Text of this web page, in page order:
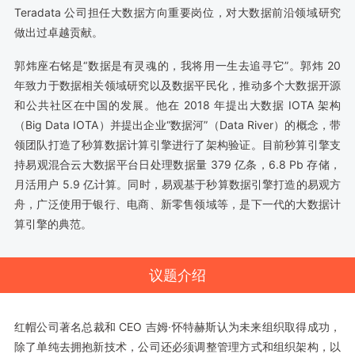
Teradata 公司担任大数据方向重要岗位，对大数据前沿领域研究
做出过卓越贡献。
郭炜座右铭是“数据是有灵魂的，我将用一生去追寻它”。郭炜 20
年致力于数据相关领域研究以及数据平民化，推动多个大数据开源
和公共社区在中国的发展。他在 2018 年提出大数据 IOTA 架构
（Big Data IOTA）并提出企业“数据河”（Data River）的概念，带
领团队打造了秒算数据计算引擎进行了架构验证。目前秒算引擎支
持易观混合云大数据平台日处理数据量 379 亿条，6.8 Pb 存储，
月活用户 5.9 亿计算。同时，易观基于秒算数据引擎打造的易观方
舟，广泛使用于银行、电商、新零售领域等，是下一代的大数据计
算引擎的典范。
议题介绍
红帽公司著名总裁和 CEO 吉姆·怀特赫斯认为未来组织取得成功，
除了单纯去拥抱新技术，公司还必须调整管理方式和组织架构，以